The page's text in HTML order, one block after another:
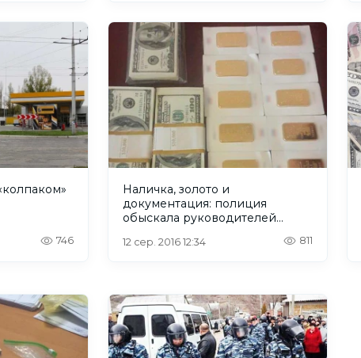
под «колпаком»
746
Наличка, золото и
документация: полиция
обыскала руководителей
12 сер. 2016 12:34 811